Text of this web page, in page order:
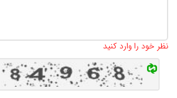
نظر خود را وارد کنید